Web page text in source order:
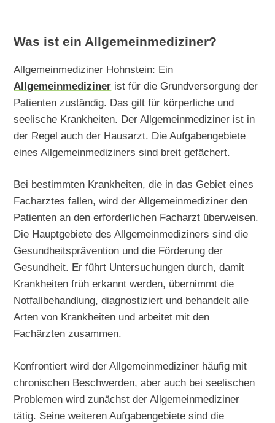
Was ist ein Allgemeinmediziner?
Allgemeinmediziner Hohnstein: Ein
Allgemeinmediziner ist für die Grundversorgung der
Patienten zuständig. Das gilt für körperliche und
seelische Krankheiten. Der Allgemeinmediziner ist in
der Regel auch der Hausarzt. Die Aufgabengebiete
eines Allgemeinmediziners sind breit gefächert.
Bei bestimmten Krankheiten, die in das Gebiet eines
Facharztes fallen, wird der Allgemeinmediziner den
Patienten an den erforderlichen Facharzt überweisen.
Die Hauptgebiete des Allgemeinmediziners sind die
Gesundheitsprävention und die Förderung der
Gesundheit. Er führt Untersuchungen durch, damit
Krankheiten früh erkannt werden, übernimmt die
Notfallbehandlung, diagnostiziert und behandelt alle
Arten von Krankheiten und arbeitet mit den
Fachärzten zusammen.
Konfrontiert wird der Allgemeinmediziner häufig mit
chronischen Beschwerden, aber auch bei seelischen
Problemen wird zunächst der Allgemeinmediziner
tätig. Seine weiteren Aufgabengebiete sind die